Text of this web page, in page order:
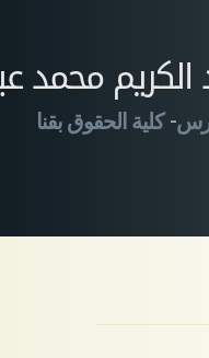
الكريم محمد
-كلية الحقوق بقنا